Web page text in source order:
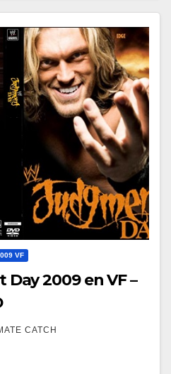
VF
2009 en VF –
CATCH